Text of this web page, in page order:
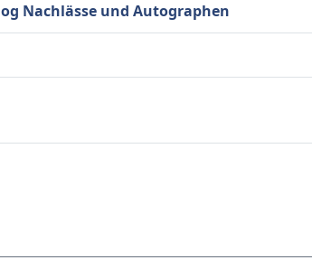
Nachlässe und Autographen